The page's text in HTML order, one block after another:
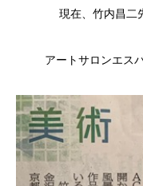
現在、竹内昌二
アートサロンエス